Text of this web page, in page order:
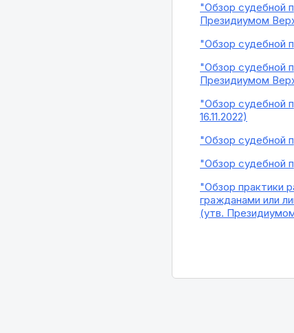
"Обзор судебной
Президиумом
"Обзор судебной
"Обзор судебной
Президиумом
"Обзор судебной
16.11.2022)
"Обзор судебной
"Обзор судебной
"Обзор практики
гражданами или
(утв.